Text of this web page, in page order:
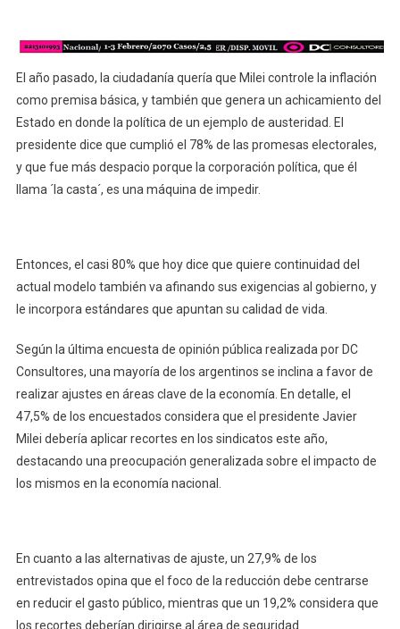
El año pasado, la ciudadanía quería que Milei controle la inflación
como premisa básica, y también que genera un achicamiento del
Estado en donde la política de un ejemplo de austeridad. El
presidente dice que cumplió el 78% de las promesas electorales,
y que fue más despacio porque la corporación política, que él
llama ´la casta´, es una máquina de impedir.
Entonces, el casi 80% que hoy dice que quiere continuidad del
actual modelo también va afinando sus exigencias al gobierno, y
le incorpora estándares que apuntan su calidad de vida.
Según la última encuesta de opinión pública realizada por DC
Consultores, una mayoría de los argentinos se inclina a favor de
realizar ajustes en áreas clave de la economía. En detalle, el
47,5% de los encuestados considera que el presidente Javier
Milei debería aplicar recortes en los sindicatos este año,
destacando una preocupación generalizada sobre el impacto de
los mismos en la economía nacional.
En cuanto a las alternativas de ajuste, un 27,9% de los
entrevistados opina que el foco de la reducción debe centrarse
en reducir el gasto público, mientras que un 19,2% considera que
los recortes deberían dirigirse al área de seguridad.